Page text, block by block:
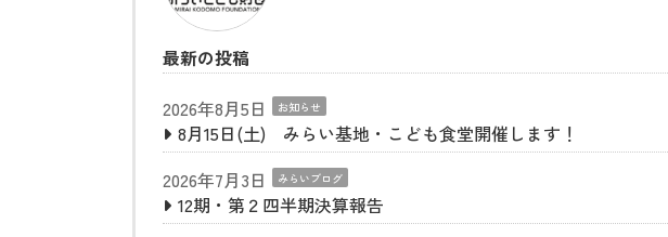
最新の投稿
2026年8月5日
お知らせ
8月15日(土) みらい基地・こども食堂開催します！
2026年7月3日
みらいブログ
12期・第２四半期決算報告